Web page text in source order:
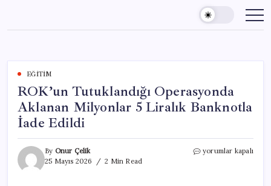
content
EĞITIM
ROK’un Tutuklandığı Operasyonda
Aklanan Milyonlar 5 Liralık Banknotla
İade Edildi
By Onur Çelik
25 Mayıs 2026
2 Min Read
ROK’un
yorumlar kapalı